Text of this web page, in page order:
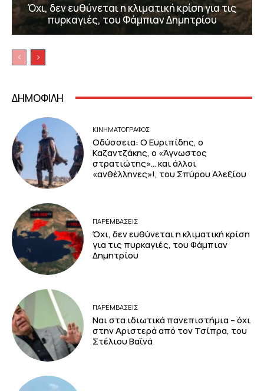
Όχι, δεν ευθύνεται η κλιματική κρίση για τις
πυρκαγιές, του Φάμπιαν Δημητρίου
ΔΗΜΟΦΙΛΗ
ΚΙΝΗΜΑΤΟΓΡΆΦΟΣ
Οδύσσεια: Ο Ευριπίδης, ο
Καζαντζάκης, ο «Άγνωστος
στρατιώτης»… και άλλοι
«ανθέλληνες»!, του Σπύρου Αλεξίου
ΠΑΡΕΜΒΑΣΕΙΣ
Όχι, δεν ευθύνεται η κλιματική κρίση
για τις πυρκαγιές, του Φάμπιαν
Δημητρίου
ΠΑΡΕΜΒΑΣΕΙΣ
Ναι στα ιδιωτικά πανεπιστήμια – όχι
στην Αριστερά από τον Τσίπρα, του
Στέλιου Βαϊνά